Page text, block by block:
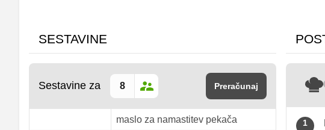
SESTAVINE
Sestavine za Preračunaj
maslo za namastitev pekača